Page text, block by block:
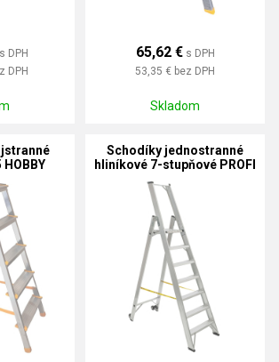
s DPH
DPH
65,62 € s DPH
53,35 € bez DPH
Skladom
Schodíky jednostranné
hliníkové 7-stupňové PROFI